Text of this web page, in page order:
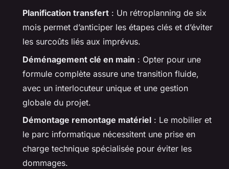
Planification transfert : Un rétroplanning de six
mois permet d’anticiper les étapes clés et d’éviter
les surcoûts liés aux imprévus.
Déménagement clé en main : Opter pour une
formule complète assure une transition fluide,
avec un interlocuteur unique et une gestion
globale du projet.
Démontage remontage matériel : Le mobilier et
le parc informatique nécessitent une prise en
charge technique spécialisée pour éviter les
dommages.